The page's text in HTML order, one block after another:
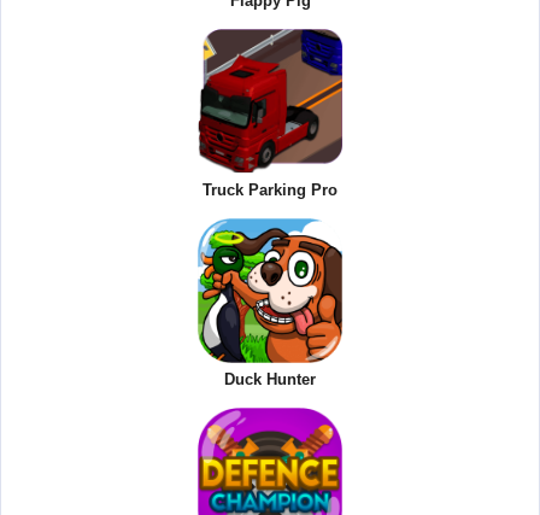
Truck Parking Pro
Duck Hunter